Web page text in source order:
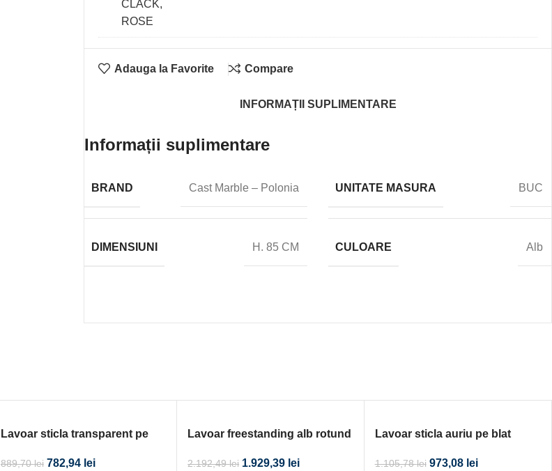
CERAFINE
VENTILCLICK-
ROSE
Adauga la Favorite Compare
INFORMAȚII SUPLIMENTARE
Informații suplimentare
BRAND Cast Marble – Polonia UNITATE MASURA BUC
DIMENSIUNI H. 85 CM CULOARE Alb
Lavoar sticla transparent pe
889,70lei 782,94 lei
Lavoar freestanding alb rotund
2.192,49lei 1.929,39 lei
Lavoar sticla auriu pe blat
1.105,78lei 973,08 lei